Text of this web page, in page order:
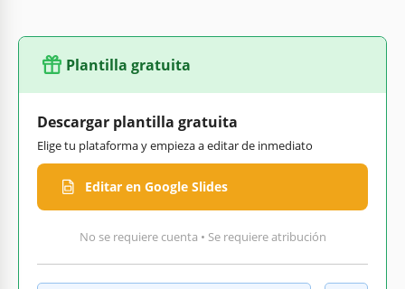
Plantilla gratuita
Descargar plantilla gratuita
Elige tu plataforma y empieza a editar de inmediato
Editar en Google Slides
No se requiere cuenta • Se requiere atribución